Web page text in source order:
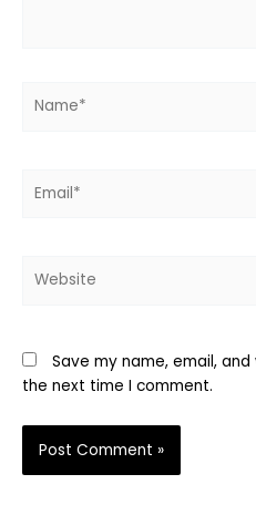
Save my name, email,
the next time I comment.